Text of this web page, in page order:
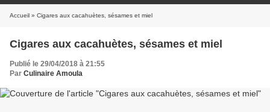
Accueil » Cigares aux cacahuètes, sésames et miel
Cigares aux cacahuètes, sésames et miel
Publié le 29/04/2018 à 21:55
Par Culinaire Amoula